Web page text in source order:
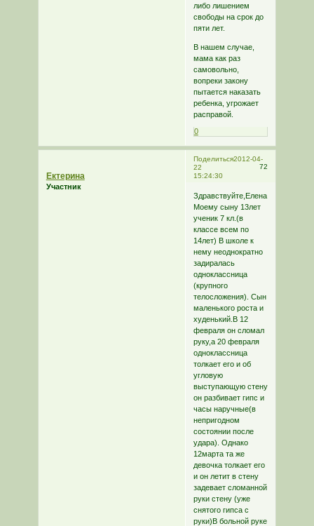
либо лишением
свободы на срок до
пяти лет.
В нашем случае,
мама как раз
самовольно,
вопреки закону
пытается наказать
ребенка, угрожает
расправой.
0
Поделиться
72
2012-04-
22
15:24:30
Ектерина
Участник
Здравствуйте,Елена!
Моему сыну 13лет
ученик 7 кл.(в
классе всем по
14лет) В школе к
нему неоднократно
задиралась
одноклассница
(крупного
телосложения). Сын
маленького роста и
худенький.В 12
февраля он сломал
руку,а 20 февраля
одноклассница
толкает его и об
угловую
выступающую стену
он разбивает гипс и
часы наручные(в
непригодном
состоянии после
удара). Однако
12марта та же
девочка толкает его
и он летит в стену
задевает сломанной
руки стену (уже
снятого гипса с
руки)В больной руке